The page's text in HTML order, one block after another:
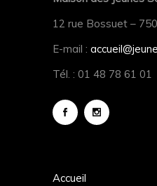
12 rue Bossuet –
E-mail :
Tél. : 01 48 78 61 01
Accueil